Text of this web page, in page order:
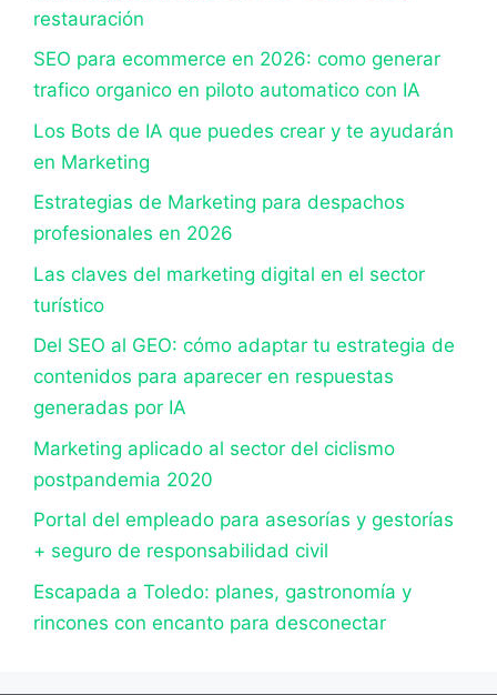
restauración
SEO para ecommerce en 2026: como generar
trafico organico en piloto automatico con IA
Los Bots de IA que puedes crear y te ayudarán
en Marketing
Estrategias de Marketing para despachos
profesionales en 2026
Las claves del marketing digital en el sector
turístico
Del SEO al GEO: cómo adaptar tu estrategia de
contenidos para aparecer en respuestas
generadas por IA
Marketing aplicado al sector del ciclismo
postpandemia 2020
Portal del empleado para asesorías y gestorías
+ seguro de responsabilidad civil
Escapada a Toledo: planes, gastronomía y
rincones con encanto para desconectar